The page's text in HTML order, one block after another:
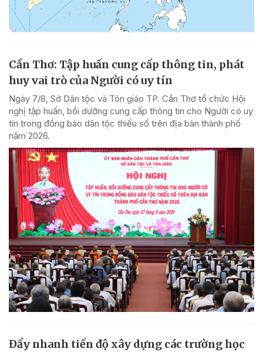
Cần Thơ: Tập huấn cung cấp thông tin, phát
huy vai trò của Người có uy tín
Ngày 7/8, Sở Dân tộc và Tôn giáo TP. Cần Thơ tổ chức Hội
nghị tập huấn, bồi dưỡng cung cấp thông tin cho Người có uy
tín trong đồng bào dân tộc thiểu số trên địa bàn thành phố
năm 2026.
Đẩy nhanh tiến độ xây dựng các trường học